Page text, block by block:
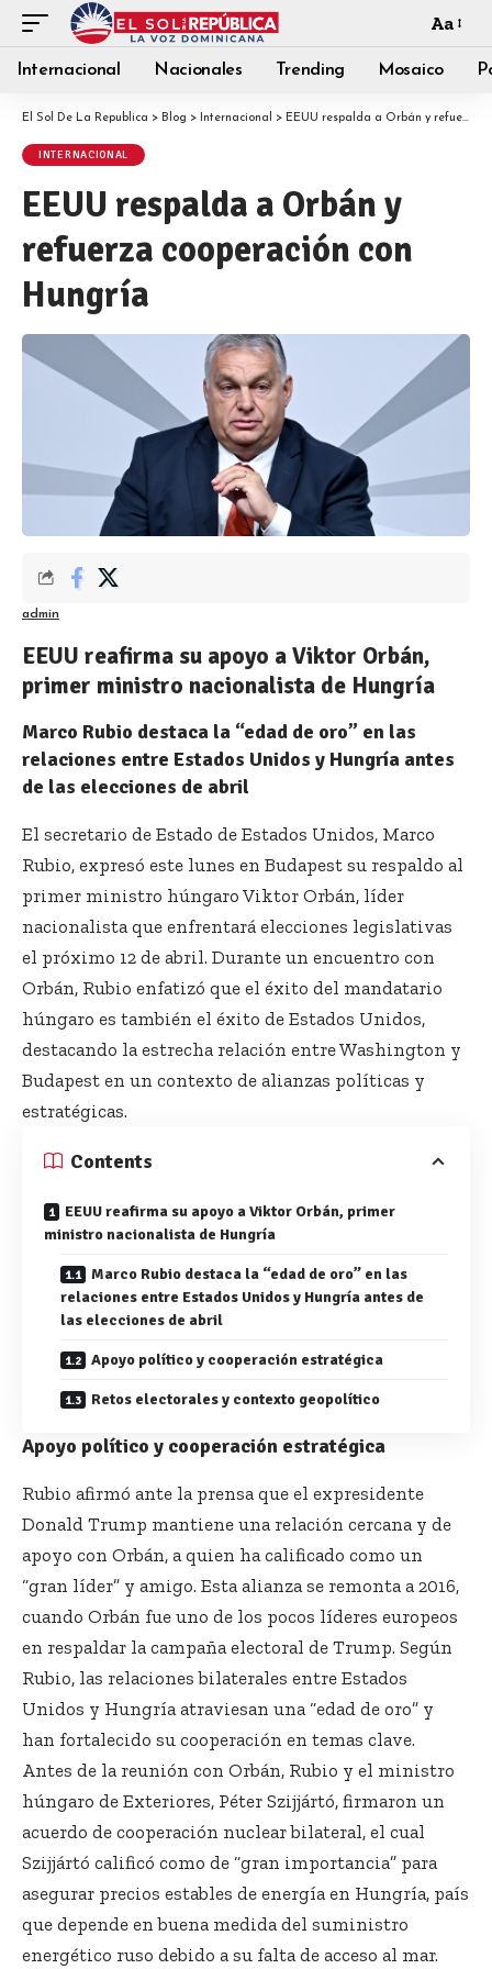
Aa
Internacional Nacionales Trending Mosaico
El Sol De La Republica > Blog > Internacional > EEUU respalda a Orbán y refuerza cooperación con Hungría
INTERNACIONAL
EEUU respalda a Orbán y
refuerza cooperación con
Hungría
admin
EEUU reafirma su apoyo a Viktor Orbán,
primer ministro nacionalista de Hungría
Marco Rubio destaca la “edad de oro” en las
relaciones entre Estados Unidos y Hungría antes
de las elecciones de abril
El secretario de Estado de Estados Unidos, Marco
Rubio, expresó este lunes en Budapest su respaldo al
primer ministro húngaro Viktor Orbán, líder
nacionalista que enfrentará elecciones legislativas
el próximo 12 de abril. Durante un encuentro con
Orbán, Rubio enfatizó que el éxito del mandatario
húngaro es también el éxito de Estados Unidos,
destacando la estrecha relación entre Washington y
Budapest en un contexto de alianzas políticas y
estratégicas.
Contents
EEUU reafirma su apoyo a Viktor Orbán, primer
ministro nacionalista de Hungría
Marco Rubio destaca la “edad de oro” en las
relaciones entre Estados Unidos y Hungría antes de
las elecciones de abril
Apoyo político y cooperación estratégica
Retos electorales y contexto geopolítico
Apoyo político y cooperación estratégica
Rubio afirmó ante la prensa que el expresidente
Donald Trump mantiene una relación cercana y de
apoyo con Orbán, a quien ha calificado como un
“gran líder” y amigo. Esta alianza se remonta a 2016,
cuando Orbán fue uno de los pocos líderes europeos
en respaldar la campaña electoral de Trump. Según
Rubio, las relaciones bilaterales entre Estados
Unidos y Hungría atraviesan una “edad de oro” y
han fortalecido su cooperación en temas clave.
Antes de la reunión con Orbán, Rubio y el ministro
húngaro de Exteriores, Péter Szijjártó, firmaron un
acuerdo de cooperación nuclear bilateral, el cual
Szijjártó calificó como de “gran importancia” para
asegurar precios estables de energía en Hungría, país
que depende en buena medida del suministro
energético ruso debido a su falta de acceso al mar.